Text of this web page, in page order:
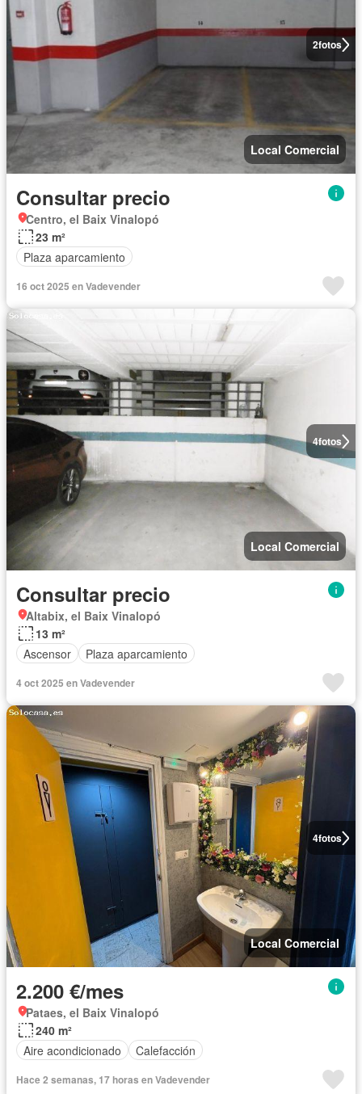
2fotos
Local Comercial
Consultar precio
Centro, el Baix Vinalopó
23 m²
Plaza aparcamiento
16 oct 2025 en Vadevender
4fotos
Local Comercial
Consultar precio
Altabix, el Baix Vinalopó
13 m²
Ascensor
Plaza aparcamiento
4 oct 2025 en Vadevender
4fotos
Local Comercial
2.200 €/mes
Pataes, el Baix Vinalopó
240 m²
Aire acondicionado
Calefacción
Hace 2 semanas, 17 horas en Vadevender